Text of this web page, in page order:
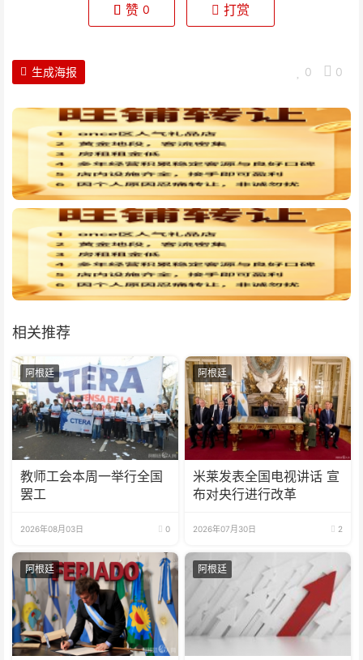
赞 0 打赏
0 0
生成海报
相关推荐
阿根廷
教师工会本周一举行全国
罢工
2026年08月03日 0
阿根廷
米莱发表全国电视讲话 宣
布对央行进行改革
2026年07月30日 2
阿根廷 阿根廷